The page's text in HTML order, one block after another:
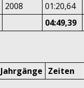
2008
01:20,64
04:49,39
Jahrgänge Zeiten